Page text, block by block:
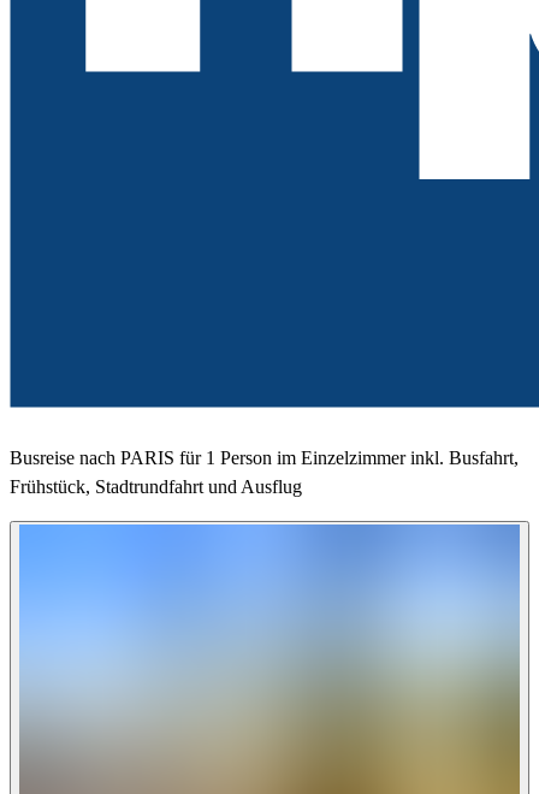
Busreise nach PARIS für 1 Person im Einzelzimmer inkl. Busfahrt,
Frühstück, Stadtrundfahrt und Ausflug